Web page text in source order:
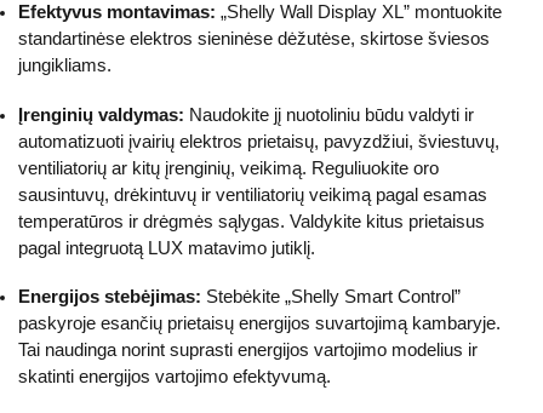
Efektyvus montavimas: „Shelly Wall Display XL” montuokite
standartinėse elektros sieninėse dėžutėse, skirtose šviesos
jungikliams.
Įrenginių valdymas: Naudokite jį nuotoliniu būdu valdyti ir
automatizuoti įvairių elektros prietaisų, pavyzdžiui, šviestuvų,
ventiliatorių ar kitų įrenginių, veikimą. Reguliuokite oro
sausintuvų, drėkintuvų ir ventiliatorių veikimą pagal esamas
temperatūros ir drėgmės sąlygas. Valdykite kitus prietaisus
pagal integruotą LUX matavimo jutiklį.
Energijos stebėjimas: Stebėkite „Shelly Smart Control”
paskyroje esančių prietaisų energijos suvartojimą kambaryje.
Tai naudinga norint suprasti energijos vartojimo modelius ir
skatinti energijos vartojimo efektyvumą.